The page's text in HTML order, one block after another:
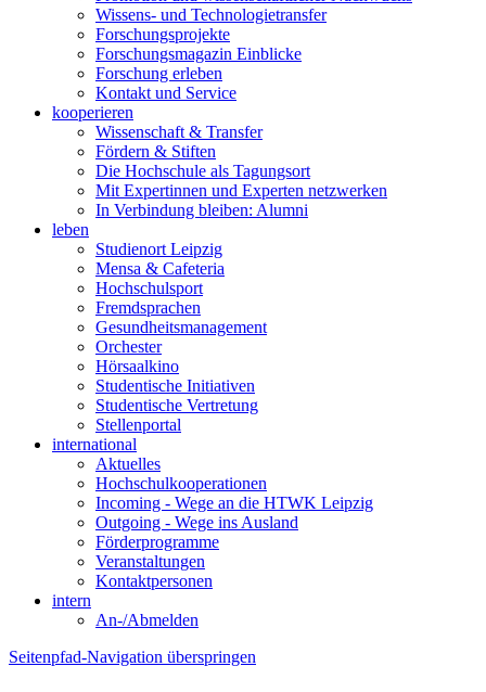
Wissens- und Technologietransfer
Forschungsprojekte
Forschungsmagazin Einblicke
Forschung erleben
Kontakt und Service
kooperieren
Wissenschaft & Transfer
Fördern & Stiften
Die Hochschule als Tagungsort
Mit Expertinnen und Experten netzwerken
In Verbindung bleiben: Alumni
leben
Studienort Leipzig
Mensa & Cafeteria
Hochschulsport
Fremdsprachen
Gesundheitsmanagement
Orchester
Hörsaalkino
Studentische Initiativen
Studentische Vertretung
Stellenportal
international
Aktuelles
Hochschulkooperationen
Incoming - Wege an die HTWK Leipzig
Outgoing - Wege ins Ausland
Förderprogramme
Veranstaltungen
Kontaktpersonen
intern
An-/Abmelden
Seitenpfad-Navigation überspringen